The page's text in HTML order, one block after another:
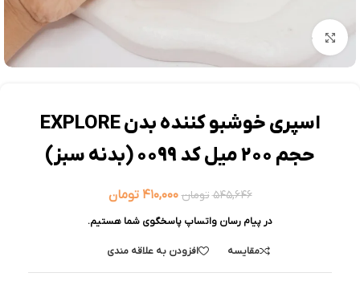
بزرگنمایی تصویر
اسپری خوشبو کننده بدن EXPLORE
حجم 200 میل کد 0099 (بدنه سبز)
۵۴۵,۶۴۶ تومان ۴۱۰,۰۰۰ تومان
در پیام رسان واتساپ پاسخگوی شما هستیم.
مقایسه افزودن به علاقه مندی